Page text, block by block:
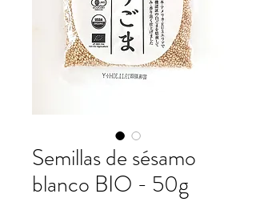
Semillas de sésamo
blanco BIO - 50g